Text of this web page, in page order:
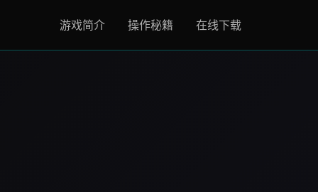
游戏简介 操作秘籍 在线下载